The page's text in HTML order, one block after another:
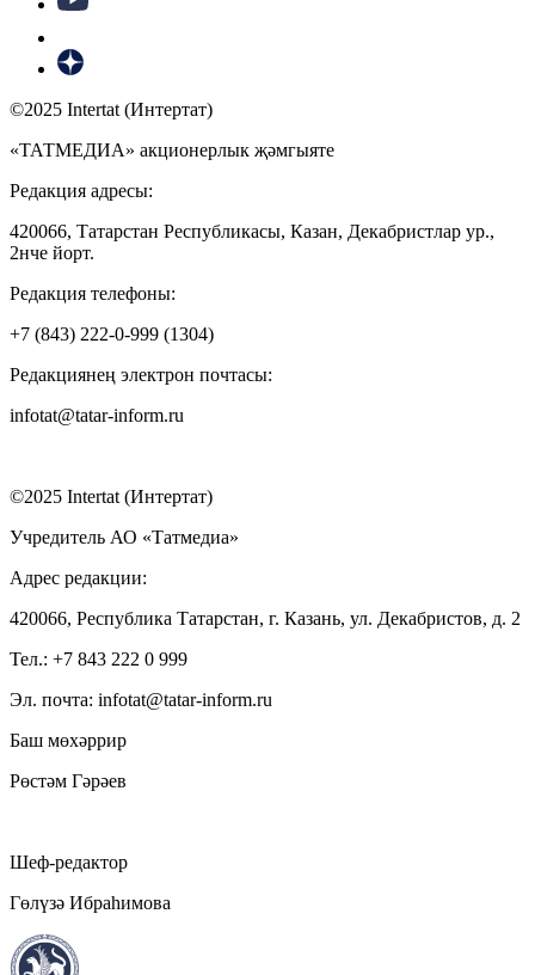
©2025 Intertat (Интертат)
«ТАТМЕДИА» акционерлык җәмгыяте
Редакция адресы:
420066, Татарстан Республикасы, Казан, Декабристлар ур.,
2нче йорт.
Редакция телефоны:
+7 (843) 222-0-999 (1304)
Редакциянең электрон почтасы:
infotat@tatar-inform.ru
©2025 Intertat (Интертат)
Учредитель АО «Татмедиа»
Адрес редакции:
420066, Республика Татарстан, г. Казань, ул. Декабристов, д. 2
Тел.: +7 843 222 0 999
Эл. почта: infotat@tatar-inform.ru
Баш мөхәррир
Рөстәм Гәрәев
Шеф-редактор
Гөлүзә Ибраһимова